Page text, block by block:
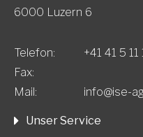
6000 Luzern 6
Telefon:
+41 41 5 11
Fax:
Mail:
info@ise-
Unser Service